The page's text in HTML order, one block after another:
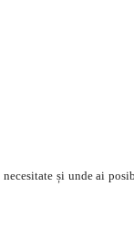
și unde ai